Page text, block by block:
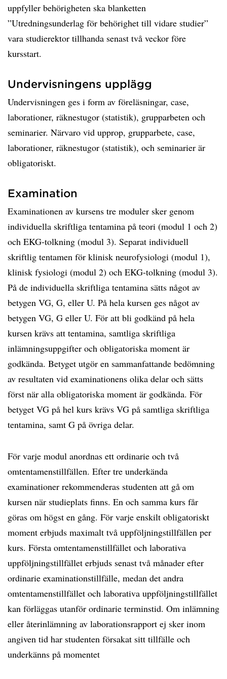
uppfyller behörigheten ska blanketten
”Utredningsunderlag för behörighet till vidare studier”
vara studierektor tillhanda senast två veckor före
kursstart.
Undervisningens upplägg
Undervisningen ges i form av föreläsningar, case,
laborationer, räknestugor (statistik), grupparbeten och
seminarier. Närvaro vid upprop, grupparbete, case,
laborationer, räknestugor (statistik), och seminarier är
obligatoriskt.
Examination
Examinationen av kursens tre moduler sker genom
individuella skriftliga tentamina på teori (modul 1 och 2)
och EKG-tolkning (modul 3). Separat individuell
skriftlig tentamen för klinisk neurofysiologi (modul 1),
klinisk fysiologi (modul 2) och EKG-tolkning (modul 3).
På de individuella skriftliga tentamina sätts något av
betygen VG, G, eller U. På hela kursen ges något av
betygen VG, G eller U. För att bli godkänd på hela
kursen krävs att tentamina, samtliga skriftliga
inlämningsuppgifter och obligatoriska moment är
godkända. Betyget utgör en sammanfattande bedömning
av resultaten vid examinationens olika delar och sätts
först när alla obligatoriska moment är godkända. För
betyget VG på hel kurs krävs VG på samtliga skriftliga
tentamina, samt G på övriga delar.
För varje modul anordnas ett ordinarie och två
omtentamenstillfällen. Efter tre underkända
examinationer rekommenderas studenten att gå om
kursen när studieplats finns. En och samma kurs får
göras om högst en gång. För varje enskilt obligatoriskt
moment erbjuds maximalt två uppföljningstillfällen per
kurs. Första omtentamenstillfället och laborativa
uppföljningstillfället erbjuds senast två månader efter
ordinarie examinationstillfälle, medan det andra
omtentamenstillfället och laborativa uppföljningstillfället
kan förläggas utanför ordinarie terminstid. Om inlämning
eller återinlämning av laborationsrapport ej sker inom
angiven tid har studenten försakat sitt tillfälle och
underkänns på momentet